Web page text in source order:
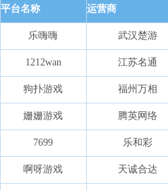
平台名称 运营商
乐嗨嗨 武汉楚游
1212wan 江苏名通
狗扑游戏 福州万相
姗姗游戏 腾英网络
7699 乐和彩
啊呀游戏 天诚合达